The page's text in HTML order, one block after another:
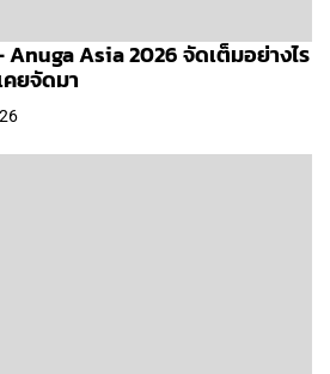
Anuga Asia 2026 จัดเต็มอย่างไร
ยจัดมา